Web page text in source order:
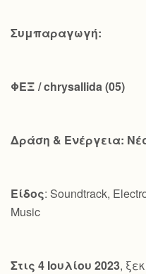
Συμπαραγωγή:
ΦΕΞ /chrysallida(05)
Δράση & Ενέργεια:
Είδος: Soundtrack,
Music
Στις 4 Ιουλίου 2023,